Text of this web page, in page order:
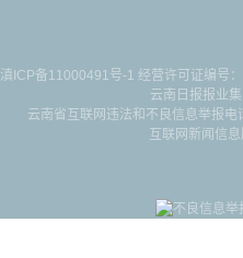
滇ICP备11000491号-1 经营许可证编号
云南日报报业
云南省互联网违法和不良信息举报
互联网新闻信